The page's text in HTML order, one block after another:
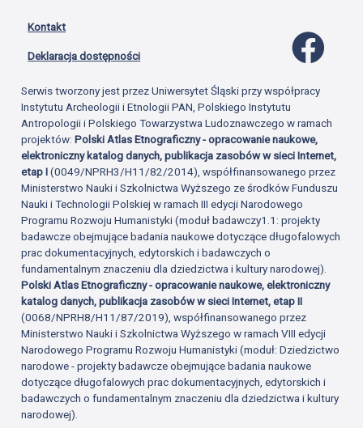
Kontakt
Deklaracja dostępności
Serwis tworzony jest przez Uniwersytet Śląski przy współpracy
Instytutu Archeologii i Etnologii PAN, Polskiego Instytutu
Antropologii i Polskiego Towarzystwa Ludoznawczego w ramach
projektów:Polski Atlas Etnograficzny - opracowanie naukowe,
elektroniczny katalog danych, publikacja zasobów w sieci Internet,
etap I(0049/NPRH3/H11/82/2014), współfinansowanego przez
Ministerstwo Nauki i Szkolnictwa Wyższego ze środków Funduszu
Nauki i Technologii Polskiej w ramach III edycji Narodowego
Programu Rozwoju Humanistyki (moduł badawczy1.1: projekty
badawcze obejmujące badania naukowe dotyczące długofalowych
prac dokumentacyjnych, edytorskich i badawczych o
fundamentalnym znaczeniu dla dziedzictwa i kultury narodowej).
Polski Atlas Etnograficzny - opracowanie naukowe, elektroniczny
katalog danych, publikacja zasobów w sieci Internet, etap II
(0068/NPRH8/H11/87/2019), współfinansowanego przez
Ministerstwo Nauki i Szkolnictwa Wyższego w ramach VIII edycji
Narodowego Programu Rozwoju Humanistyki (moduł: Dziedzictwo
narodowe - projekty badawcze obejmujące badania naukowe
dotyczące długofalowych prac dokumentacyjnych, edytorskich i
badawczych o fundamentalnym znaczeniu dla dziedzictwa i kultury
narodowej).